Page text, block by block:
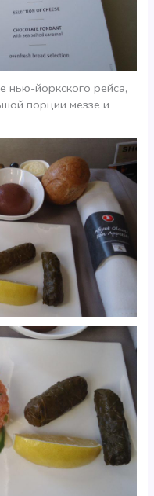
нью-йоркского рейса,
порции меззе и